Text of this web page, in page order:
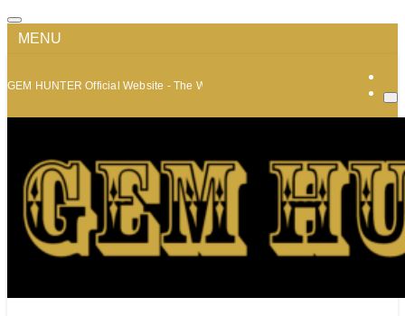
MENU
GEM HUNTER Official Website - The World of Minerals and Jewelry